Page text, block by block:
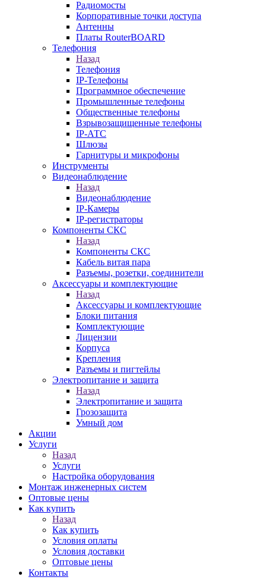
Радиомосты
Корпоративные точки доступа
Антенны
Платы RouterBOARD
Телефония
Назад
Телефония
IP-Телефоны
Программное обеспечение
Промышленные телефоны
Общественные телефоны
Взрывозащищенные телефоны
IP-АТС
Шлюзы
Гарнитуры и микрофоны
Инструменты
Видеонаблюдение
Назад
Видеонаблюдение
IP-Камеры
IP-регистраторы
Компоненты СКС
Назад
Компоненты СКС
Кабель витая пара
Разъемы, розетки, соединители
Аксессуары и комплектующие
Назад
Аксессуары и комплектующие
Блоки питания
Комплектующие
Лицензии
Корпуса
Крепления
Разъемы и пигтейлы
Электропитание и защита
Назад
Электропитание и защита
Грозозащита
Умный дом
Акции
Услуги
Назад
Услуги
Настройка оборудования
Монтаж инженерных систем
Оптовые цены
Как купить
Назад
Как купить
Условия оплаты
Условия доставки
Оптовые цены
Контакты